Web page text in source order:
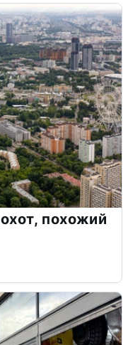
похожий